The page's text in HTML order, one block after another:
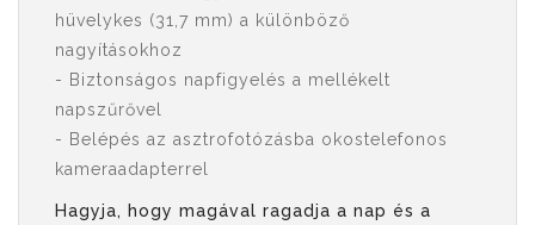
hüvelykes (31,7 mm) a különböző
nagyításokhoz
- Biztonságos napfigyelés a mellékelt
napszűrővel
- Belépés az asztrofotózásba okostelefonos
kameraadapterrel
Hagyja, hogy magával ragadja a nap és a